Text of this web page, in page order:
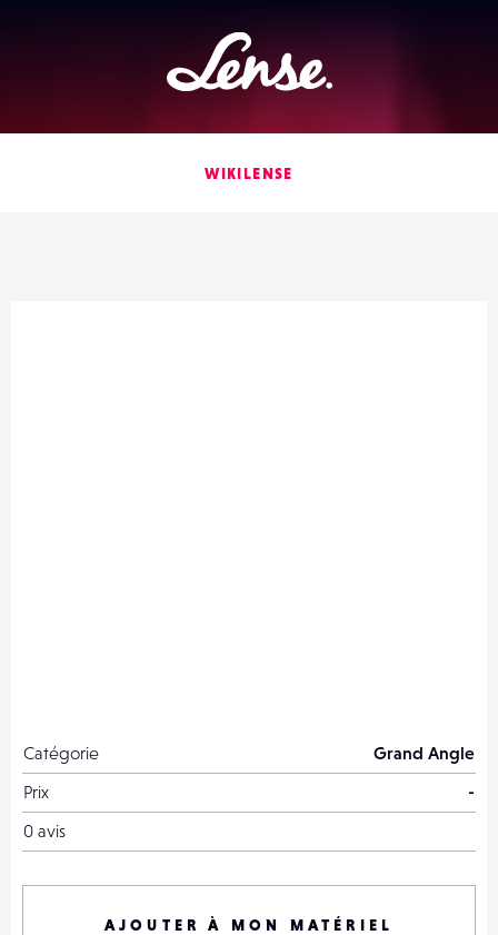
Lense
WIKILENSE
Catégorie
Grand Angle
Prix
-
0 avis
AJOUTER À MON MATÉRIEL